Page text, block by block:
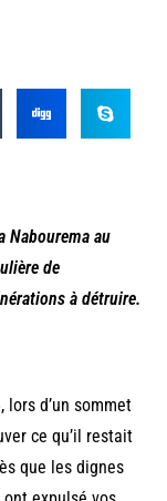
Nabourema au
de
à détruire.
d’un sommet
ce qu’il restait
que les dignes